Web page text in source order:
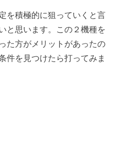
を積極的に狙っていくと言
と思います。この２機種を
た方がメリットがあったの
件を見つけたら打ってみま